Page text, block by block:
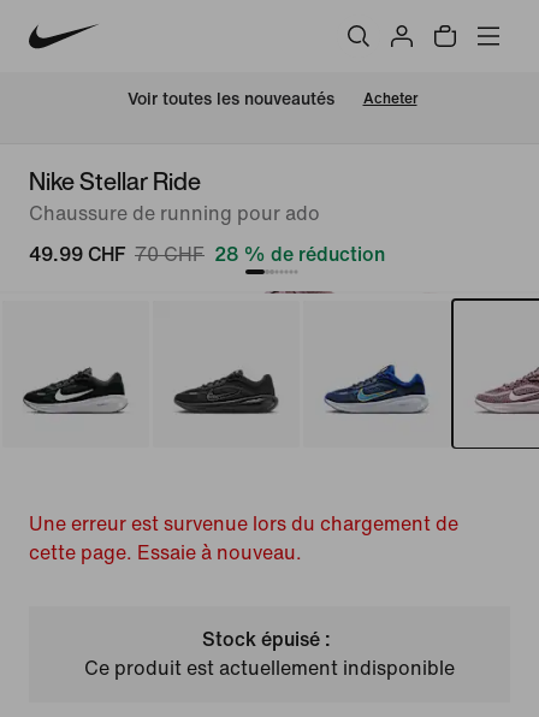
Voir toutes les nouveautés Acheter
Nike Stellar Ride
Chaussure de running pour ado
49.99 CHF 70 CHF 28 % de réduction
Une erreur est survenue lors du chargement de
cette page. Essaie à nouveau.
Stock épuisé :
Ce produit est actuellement indisponible